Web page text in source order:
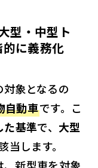
型・中型ト
に義務化
象となるの
自動車です。こ
た基準で、 大型
当します。